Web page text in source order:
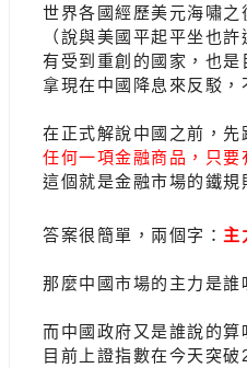
世界各國經歷美元海嘯之
（說與美國平起平坐也
有受到重創的國家，也
拿現在中國降息來反駁，
在正式解說中國之前，
任何一項金融商品，只
這個就是金融市場的鐵規
答案很簡單，兩個字： 主
那麼中國市場的主力是
而中國政府又是誰說的算
目前上證指數在今天突